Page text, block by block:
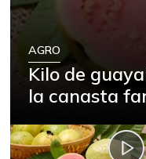
AGRO
Kilo de
la canasta